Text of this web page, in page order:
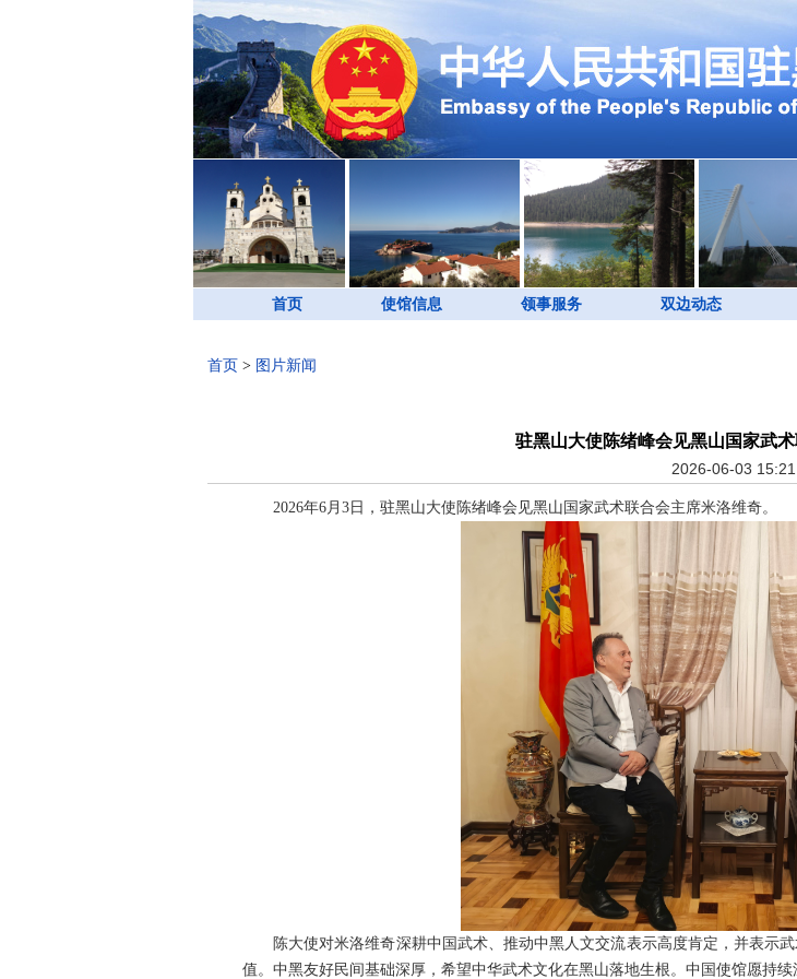
首页 使馆信息 领事服务 双边动态
首页 > 图片新闻
驻黑山大使陈绪峰会见黑山国家武
2026-06-03 15:21
2026年6月3日，驻黑山大使陈绪峰会见黑山国家武术联合会主席米洛维奇。
陈大使对米洛维奇深耕中国武术、推动中黑人文交流表示高度肯定，并表示
值。中黑友好民间基础深厚，希望中华武术文化在黑山落地生根。中国使馆愿持续